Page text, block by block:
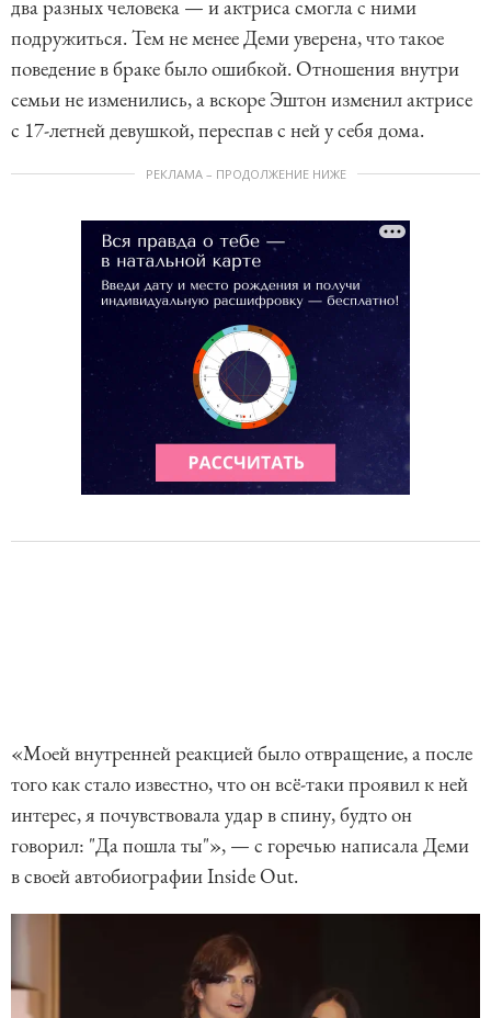
два разных человека — и актриса смогла с ними
подружиться. Тем не менее Деми уверена, что такое
поведение в браке было ошибкой. Отношения внутри
семьи не изменились, а вскоре Эштон изменил актрисе
с 17-летней девушкой, переспав с ней у себя дома.
РЕКЛАМА – ПРОДОЛЖЕНИЕ НИЖЕ
«Моей внутренней реакцией было отвращение, а после
того как стало известно, что он всё-таки проявил к ней
интерес, я почувствовала удар в спину, будто он
говорил: "Да пошла ты"», — с горечью написала Деми
в своей автобиографии Inside Out.